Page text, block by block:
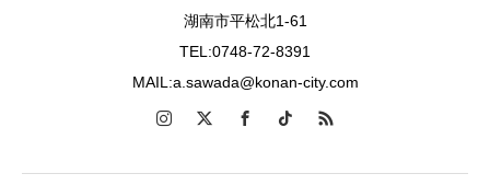
湖南市平松北1-61
TEL:0748-72-8391
MAIL:a.sawada@konan-city.com